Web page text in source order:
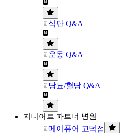
식단 Q&A
운동 Q&A
당뇨/혈당 Q&A
지니어트 파트너 병원
메이퓨어 고덕점